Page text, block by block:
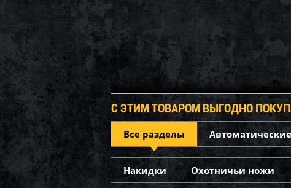
С ЭТИМ ТОВАРОМ ВЫГОДНО
Все разделы Автоматические
Накидки Охотничьи ножи